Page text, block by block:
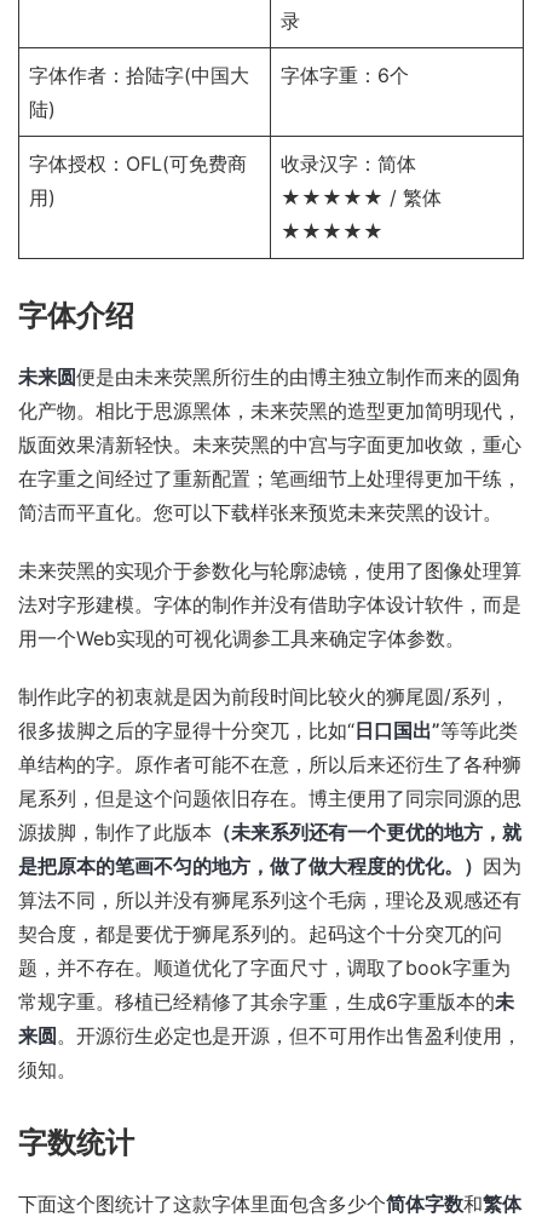
录
字体作者：拾陆字(中国大
陆)
字体字重：6个
字体授权： OFL(可免费商
用)
收录汉字：简体
★★★★★ / 繁体
★★★★★
字体介绍
未来圆便是由未来荧黑所衍生的由博主独立制作而来的圆角
化产物。相比于思源黑体，未来荧黑的造型更加简明现代，
版面效果清新轻快。未来荧黑的中宫与字面更加收敛，重心
在字重之间经过了重新配置；笔画细节上处理得更加干练，
简洁而平直化。您可以下载样张来预览未来荧黑的设计。
未来荧黑的实现介于参数化与轮廓滤镜，使用了图像处理算
法对字形建模。字体的制作并没有借助字体设计软件，而是
用一个Web实现的可视化调参工具来确定字体参数。
制作此字的初衷就是因为前段时间比较火的狮尾圆/系列，
很多拔脚之后的字显得十分突兀，比如“日口国出”等等此类
单结构的字。原作者可能不在意，所以后来还衍生了各种狮
尾系列，但是这个问题依旧存在。博主便用了同宗同源的思
源拔脚，制作了此版本 （未来系列还有一个更优的地方，就
是把原本的笔画不匀的地方，做了做大程度的优化。） 因为
算法不同，所以并没有狮尾系列这个毛病，理论及观感还有
契合度，都是要优于狮尾系列的。起码这个十分突兀的问
题，并不存在。顺道优化了字面尺寸，调取了book字重为
常规字重。移植已经精修了其余字重，生成6字重版本的未
来圆。开源衍生必定也是开源，但不可用作出售盈利使用，
须知。
字数统计
下面这个图统计了这款字体里面包含多少个简体字数和繁体